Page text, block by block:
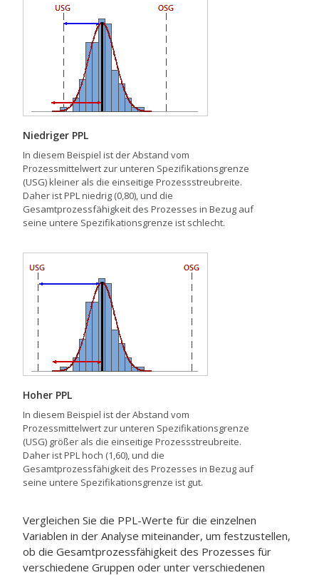
Niedriger PPL
In diesem Beispiel ist der Abstand vom
Prozessmittelwert zur unteren Spezifikationsgrenze
(USG) kleiner als die einseitige Prozessstreubreite.
Daher ist PPL niedrig (0,80), und die
Gesamtprozessfähigkeit des Prozesses in Bezug auf
seine untere Spezifikationsgrenze ist schlecht.
Hoher PPL
In diesem Beispiel ist der Abstand vom
Prozessmittelwert zur unteren Spezifikationsgrenze
(USG) größer als die einseitige Prozessstreubreite.
Daher ist PPL hoch (1,60), und die
Gesamtprozessfähigkeit des Prozesses in Bezug auf
seine untere Spezifikationsgrenze ist gut.
Vergleichen Sie die PPL-Werte für die einzelnen
Variablen in der Analyse miteinander, um festzustellen,
ob die Gesamtprozessfähigkeit des Prozesses für
verschiedene Gruppen oder unter verschiedenen